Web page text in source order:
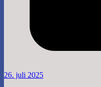
26. juli 2025